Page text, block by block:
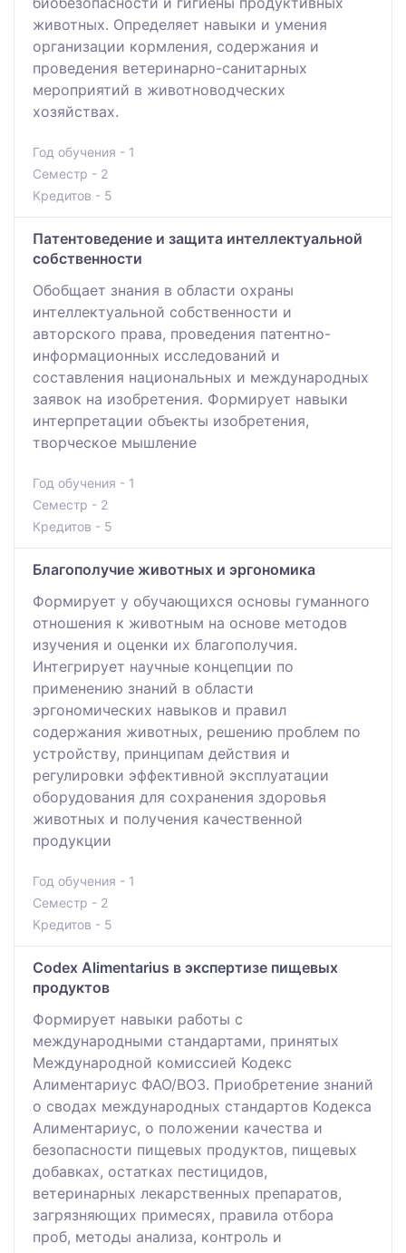
животных. Определяет навыки и умения
организации кормления, содержания и
проведения ветеринарно-санитарных
мероприятий в животноводческих
хозяйствах.
Год обучения - 1
Семестр - 2
Кредитов - 5
Патентоведение и защита интеллектуальной
собственности
Обобщает знания в области охраны
интеллектуальной собственности и
авторского права, проведения патентно-
информационных исследований и
составления национальных и международных
заявок на изобретения. Формирует навыки
интерпретации объекты изобретения,
творческое мышление
Год обучения - 1
Семестр - 2
Кредитов - 5
Благополучие животных и эргономика
Формирует у обучающихся основы гуманного
отношения к животным на основе методов
изучения и оценки их благополучия.
Интегрирует научные концепции по
применению знаний в области
эргономических навыков и правил
содержания животных, решению проблем по
устройству, принципам действия и
регулировки эффективной эксплуатации
оборудования для сохранения здоровья
животных и получения качественной
продукции
Год обучения - 1
Семестр - 2
Кредитов - 5
Codex Alimentarius в экспертизе пищевых
продуктов
Формирует навыки работы с
международными стандартами, принятых
Международной комиссией Кодекс
Алиментариус ФАО/ВОЗ. Приобретение знаний
о сводах международных стандартов Кодекса
Алиментариус, о положении качества и
безопасности пищевых продуктов, пищевых
добавках, остатках пестицидов,
ветеринарных лекарственных препаратов,
загрязняющих примесях, правила отбора
проб, методы анализа, контроль и